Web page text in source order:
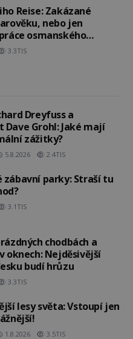
Reise: Zakázané
nebo jen
osmanského
3.3TIS
Dreyfuss a
Grohl: Jaké mají
zážitky?
5.8.2026 2.4TIS
zábavní parky: Straší tu
3.1TIS
chodbách a
oknech: Nejděsivější
budí hrůzu
3.3TIS
světa: Vstoupí jen
1.8.2026 3.5TIS